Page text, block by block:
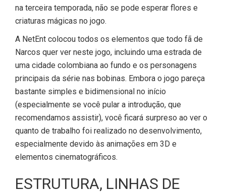
na terceira temporada, não se pode esperar flores e
criaturas mágicas no jogo.
A NetEnt colocou todos os elementos que todo fã de
Narcos quer ver neste jogo, incluindo uma estrada de
uma cidade colombiana ao fundo e os personagens
principais da série nas bobinas. Embora o jogo pareça
bastante simples e bidimensional no início
(especialmente se você pular a introdução, que
recomendamos assistir), você ficará surpreso ao ver o
quanto de trabalho foi realizado no desenvolvimento,
especialmente devido às animações em 3D e
elementos cinematográficos.
ESTRUTURA, LINHAS DE